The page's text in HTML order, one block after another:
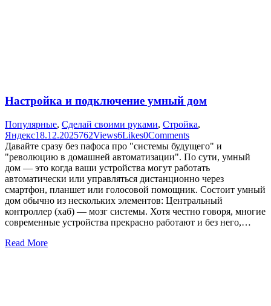
Настройка и подключение умный дом
Популярные, Сделай своими руками, Стройка,
Яндекс18.12.2025762Views6Likes0Comments
Давайте сразу без пафоса про "системы будущего" и
"революцию в домашней автоматизации". По сути, умный
дом — это когда ваши устройства могут работать
автоматически или управляться дистанционно через
смартфон, планшет или голосовой помощник. Состоит умный
дом обычно из нескольких элементов: Центральный
контроллер (хаб) — мозг системы. Хотя честно говоря, многие
современные устройства прекрасно работают и без него,…
Read More